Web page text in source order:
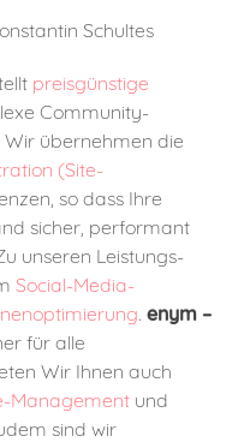
Schultes
preisgünstige
Community-
Wir übernehmen die
(Site-
so dass Ihre
sicher, performant
unseren Leistungs-
Social-Media-
.enym –
für alle
Wir Ihnen auch
Management und
sind wir